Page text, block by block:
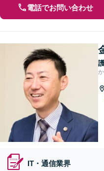
電話でお問い合わせ
IT・通信業界